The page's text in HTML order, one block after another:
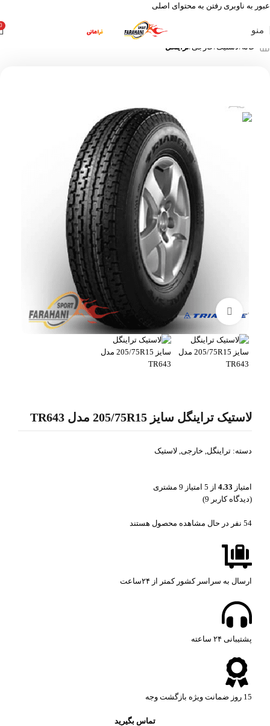
عبور به ناوبری رفتن به محتوای اصلی
منو
خانه لاستیک خارجی تراینگل
بزرگنمایی تصویر
لاستیک تراینگل سایز 205/75R15 مدل TR643
دسته: تراینگل, خارجی, لاستیک
امتیاز 4.33 از 5 امتیاز 9 مشتری
(دیدگاه کاربر 9
)
54 نفر در حال مشاهده محصول هستند
ارسال به سراسر کشور کمتر از ۲۴ساعت
پشتیبانی ۲۴ ساعته​
15 روز ضمانت ویژه بازگشت وجه
تماس بگیرید